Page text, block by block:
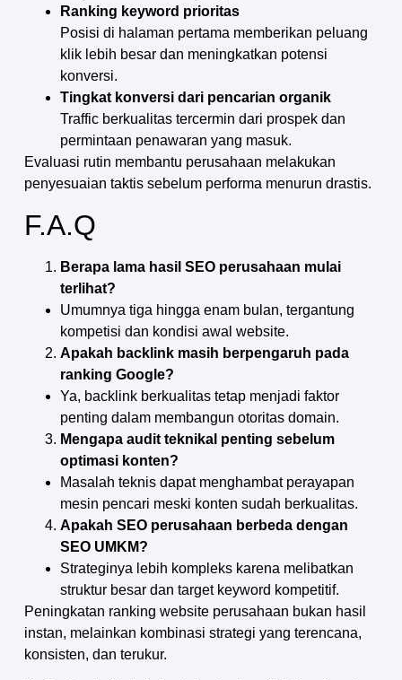
Ranking keyword prioritas
Posisi di halaman pertama memberikan peluang
klik lebih besar dan meningkatkan potensi
konversi.
Tingkat konversi dari pencarian organik
Traffic berkualitas tercermin dari prospek dan
permintaan penawaran yang masuk.
Evaluasi rutin membantu perusahaan melakukan
penyesuaian taktis sebelum performa menurun drastis.
F.A.Q
Berapa lama hasil SEO perusahaan mulai
terlihat?
Umumnya tiga hingga enam bulan, tergantung
kompetisi dan kondisi awal website.
Apakah backlink masih berpengaruh pada
ranking Google?
Ya, backlink berkualitas tetap menjadi faktor
penting dalam membangun otoritas domain.
Mengapa audit teknikal penting sebelum
optimasi konten?
Masalah teknis dapat menghambat perayapan
mesin pencari meski konten sudah berkualitas.
Apakah SEO perusahaan berbeda dengan
SEO UMKM?
Strateginya lebih kompleks karena melibatkan
struktur besar dan target keyword kompetitif.
Peningkatan ranking website perusahaan bukan hasil
instan, melainkan kombinasi strategi yang terencana,
konsisten, dan terukur.